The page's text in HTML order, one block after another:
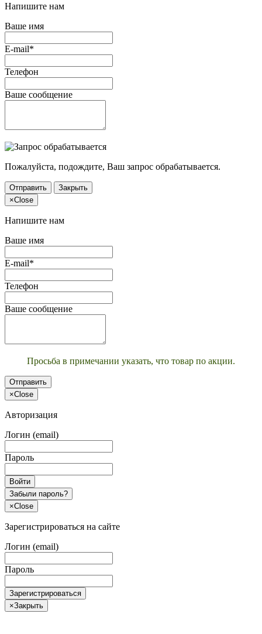
Напишите нам
Ваше имя
E-mail*
Телефон
Ваше сообщение
Пожалуйста, подождите, Ваш запрос обрабатывается.
Отправить
Закрыть
×Close
Напишите нам
Ваше имя
E-mail*
Телефон
Ваше сообщение
Просьба в примечании указать, что товар по акции.
Отправить
×Close
Авторизация
Логин (email)
Пароль
Войти
Забыли пароль?
×Close
Зарегистрироваться на сайте
Логин (email)
Пароль
Зарегистрироваться
×Закрыть